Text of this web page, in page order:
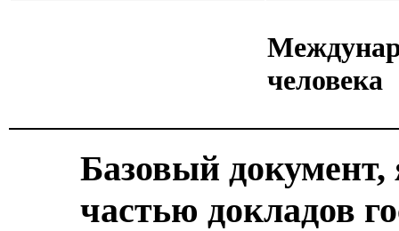
человека
Базовый
частью докладов